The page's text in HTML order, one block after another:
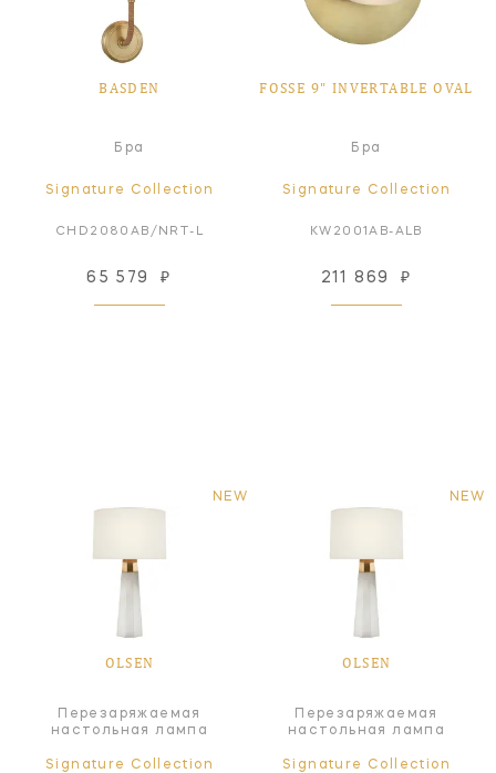
BASDEN
Бра
Signature Collection
CHD2080AB/NRT-L
65 579 ₽
FOSSE 9" INVERTABLE OVAL
Бра
Signature Collection
KW2001AB-ALB
211 869 ₽
NEW
OLSEN
Перезаряжаемая
настольная лампа
Signature Collection
NEW
OLSEN
Перезаряжаемая
настольная лампа
Signature Collection